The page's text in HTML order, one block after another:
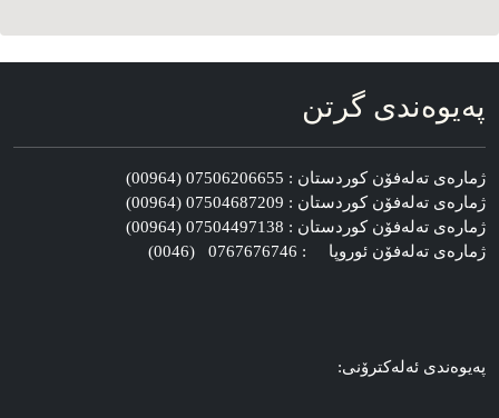
په‌یوه‌ندی گرتن
ژماره‌ی ته‌له‌فۆن کوردستان : 07506206655 (00964)
ژماره‌ی ته‌له‌فۆن کوردستان : 07504687209 (00964)
ژماره‌ی ته‌له‌فۆن کوردستان : 07504497138 (00964)
ژماره‌ی ته‌له‌فۆن ئوروپا : 0767676746 (0046)
په‌یوه‌ندی ئه‌له‌کترۆنی: